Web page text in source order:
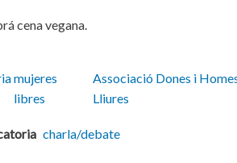
cena vegana.
mujeres
libres
Associació Dones i
Lliures
charla/debate